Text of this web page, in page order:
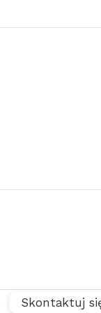
Skontaktuj